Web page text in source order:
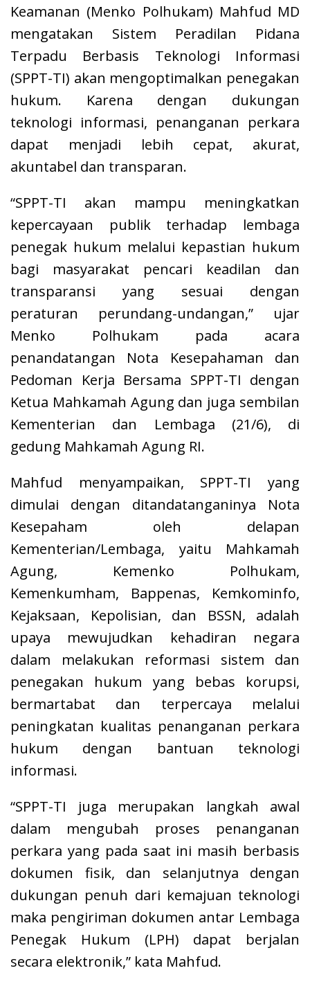
Keamanan (Menko Polhukam) Mahfud MD
mengatakan Sistem Peradilan Pidana
Terpadu Berbasis Teknologi Informasi
(SPPT-TI) akan mengoptimalkan penegakan
hukum. Karena dengan dukungan
teknologi informasi, penanganan perkara
dapat menjadi lebih cepat, akurat,
akuntabel dan transparan.
“SPPT-TI akan mampu meningkatkan
kepercayaan publik terhadap lembaga
penegak hukum melalui kepastian hukum
bagi masyarakat pencari keadilan dan
transparansi yang sesuai dengan
peraturan perundang-undangan,” ujar
Menko Polhukam pada acara
penandatangan Nota Kesepahaman dan
Pedoman Kerja Bersama SPPT-TI dengan
Ketua Mahkamah Agung dan juga sembilan
Kementerian dan Lembaga (21/6), di
gedung Mahkamah Agung RI.
Mahfud menyampaikan, SPPT-TI yang
dimulai dengan ditandatanganinya Nota
Kesepaham oleh delapan
Kementerian/Lembaga, yaitu Mahkamah
Agung, Kemenko Polhukam,
Kemenkumham, Bappenas, Kemkominfo,
Kejaksaan, Kepolisian, dan BSSN, adalah
upaya mewujudkan kehadiran negara
dalam melakukan reformasi sistem dan
penegakan hukum yang bebas korupsi,
bermartabat dan terpercaya melalui
peningkatan kualitas penanganan perkara
hukum dengan bantuan teknologi
informasi.
“SPPT-TI juga merupakan langkah awal
dalam mengubah proses penanganan
perkara yang pada saat ini masih berbasis
dokumen fisik, dan selanjutnya dengan
dukungan penuh dari kemajuan teknologi
maka pengiriman dokumen antar Lembaga
Penegak Hukum (LPH) dapat berjalan
secara elektronik,” kata Mahfud.